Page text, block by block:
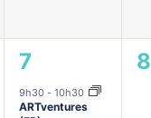
4
évènements,
7
9h30-10h30
ARTventures
0
8